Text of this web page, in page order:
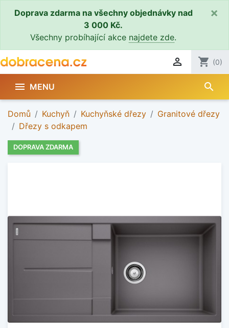
Doprava zdarma na všechny objednávky nad
3 000 Kč.
Všechny probíhající akce najdete zde.
×
 shopping_cart (0)
 MENU search
Domů Kuchyň Kuchyňské dřezy
Granitové dřezy
Dřezy s odkapem
DOPRAVA ZDARMA